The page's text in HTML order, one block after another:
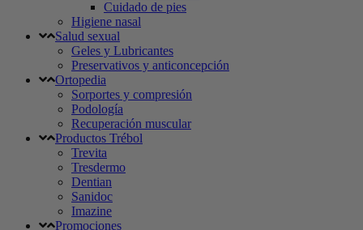
Cuidado de pies
Higiene nasal
Salud sexual
Geles y Lubricantes
Preservativos y anticoncepción
Ortopedia
Sorportes y compresión
Podología
Recuperación muscular
Productos Trébol
Trevita
Tresdermo
Dentian
Sanidoc
Imazine
Promociones